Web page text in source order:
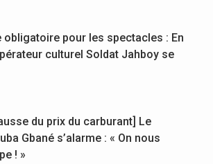
obligatoire pour les spectacles : En
culturel Soldat Jahboy se
du prix du carburant] Le
Gbané s’alarme : « On nous
! »